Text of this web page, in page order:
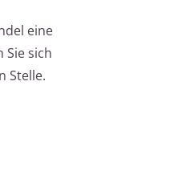
eine
Sie sich
Stelle.